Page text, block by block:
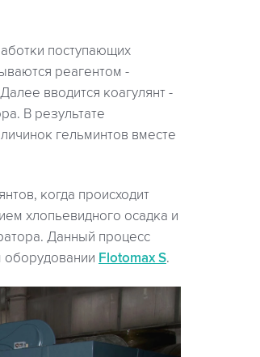
поступающих
реагентом -
вводится коагулянт -
В результате
гельминтов вместе
когда происходит
хлопьевидного осадка и
Данный процесс
оборудовании Flotomax S.